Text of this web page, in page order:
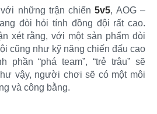
những trận chiến5v5, AOG –
đòi hỏi tính đồng đội rất cao.
xét rằng, với một sản phẩm đòi
cũng như kỹ năng chiến đấu cao
phần “phá team”, “trẻ trâu” sẽ
vậy, người chơi sẽ có một môi
và công bằng.